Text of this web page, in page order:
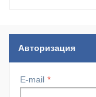
Авторизация
E-mail